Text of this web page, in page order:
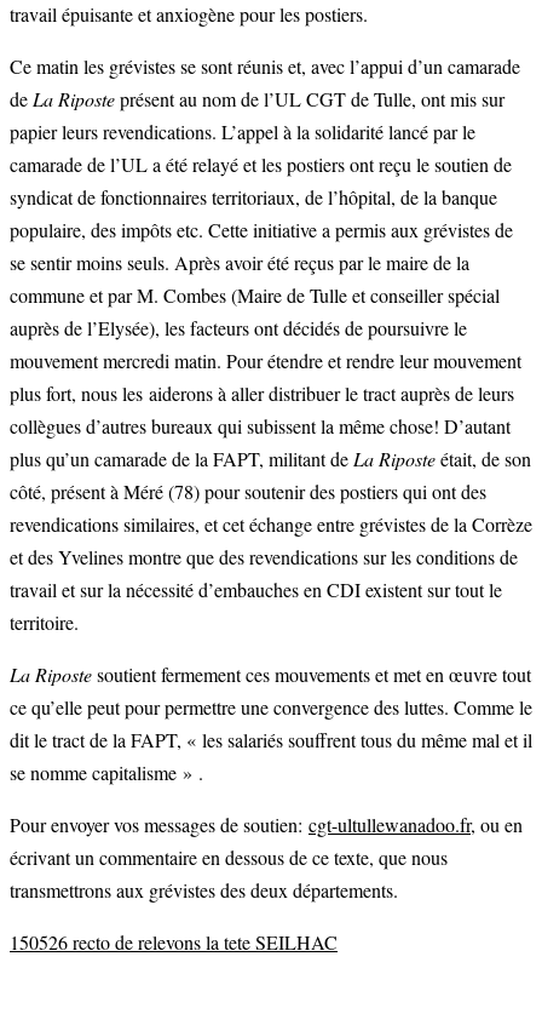
travail épuisante et anxiogène pour les postiers.
Ce matin les grévistes se sont réunis et, avec l’appui d’un camarade
de La Riposteprésent au nom de l’UL CGT de Tulle, ont mis sur
papier leurs revendications. L’appel à la solidarité lancé par le
camarade de l’UL a été relayé et les postiers ont reçu le soutien de
syndicat de fonctionnaires territoriaux, de l’hôpital, de la banque
populaire, des impôts etc. Cette initiative a permis aux grévistes de
se sentir moins seuls. Après avoir été reçus par le maire de la
commune et par M. Combes (Maire de Tulle et conseiller spécial
auprès de l’Elysée), les facteurs ont décidés de poursuivre le
mouvement mercredi matin. Pour étendre et rendre leur mouvement
plus fort, nous les aiderons à aller distribuer le tract auprès de leurs
collègues d’autres bureaux qui subissent la même chose! D’autant
plus qu’un camarade de la FAPT, militant de La Riposteétait, de son
côté, présent à Méré (78) pour soutenir des postiers qui ont des
revendications similaires, et cet échange entre grévistes de la Corrèze
et des Yvelines montre que des revendications sur les conditions de
travail et sur la nécessité d’embauches en CDI existent sur tout le
territoire.
La Ripostesoutient fermement ces mouvements et met en œuvre tout
ce qu’elle peut pour permettre une convergence des luttes. Comme le
dit le tract de la FAPT, « les salariés souffrent tous du même mal et il
se nomme capitalisme » .
Pour envoyer vos messages de soutien: cgt-ultullewanadoo.fr, ou en
écrivant un commentaire en dessous de ce texte, que nous
transmettrons aux grévistes des deux départements.
150526 recto de relevons la tete SEILHAC